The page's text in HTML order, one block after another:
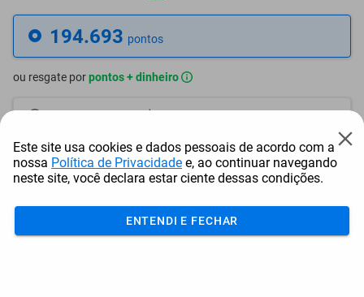
194.693 pontos
ou resgate porpontos + dinheiro
175.224 + R$ 895,57
165.490 pontos + R$ 1.343,34
155.755 pontos + R$ 1.791,15
Este site usa cookies e dados pessoais de acordo com a
nossa Política de Privacidade e, ao continuar navegando
neste site, você declara estar ciente dessas condições.
ENTENDI E FECHAR